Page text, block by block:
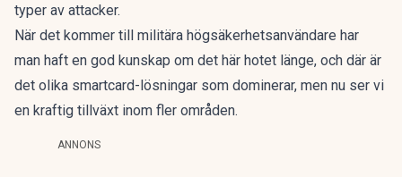
typer av attacker.
När det kommer till militära högsäkerhetsanvändare har
man haft en god kunskap om det här hotet länge, och där är
det olika smartcard-lösningar som dominerar, men nu ser vi
en kraftig tillväxt inom fler områden.
ANNONS